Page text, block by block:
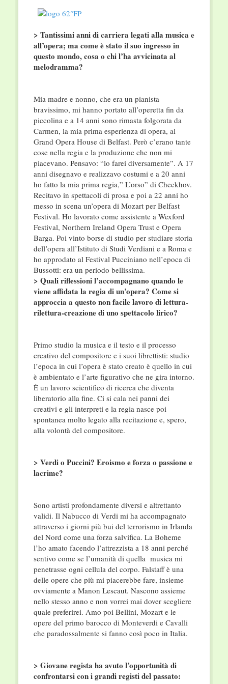
> Tantissimi anni di carriera legati alla musica e
all’opera; ma come è stato il suo ingresso in
questo mondo, cosa o chi l’ha avvicinata al
melodramma?
Mia madre e nonno, che era un pianista
bravissimo, mi hanno portato all’operetta fin da
piccolina e a 14 anni sono rimasta folgorata da
Carmen, la mia prima esperienza di opera, al
Grand Opera House di Belfast. Però c’erano tante
cose nella regia e la produzione che non mi
piacevano. Pensavo: “lo farei diversamente”. A 17
anni disegnavo e realizzavo costumi e a 20 anni
ho fatto la mia prima regia,” L’orso” di Checkhov.
Recitavo in spettacoli di prosa e poi a 22 anni ho
messo in scena un’opera di Mozart per Belfast
Festival. Ho lavorato come assistente a Wexford
Festival, Northern Ireland Opera Trust e Opera
Barga. Poi vinto borse di studio per studiare storia
dell’opera all’Istituto di Studi Verdiani e a Roma e
ho approdato al Festival Pucciniano nell’epoca di
Bussotti: era un periodo bellissima.
> Quali riflessioni l’accompagnano quando le
viene affidata la regia di un’opera? Come si
approccia a questo non facile lavoro di lettura-
rilettura-creazione di uno spettacolo lirico?
Primo studio la musica e il testo e il processo
creativo del compositore e i suoi librettisti: studio
l’epoca in cui l’opera è stato creato è quello in cui
è ambientato e l’arte figurativo che ne gira intorno.
È un lavoro scientifico di ricerca che diventa
liberatorio alla fine. Ci si cala nei panni dei
creativi e gli interpreti e la regia nasce poi
spontanea molto legato alla recitazione e, spero,
alla volontà del compositore.
> Verdi o Puccini? Eroismo e forza o passione e
lacrime?
Sono artisti profondamente diversi e altrettanto
validi. Il Nabucco di Verdi mi ha accompagnato
attraverso i giorni più bui del terrorismo in Irlanda
del Nord come una forza salvifica. La Boheme
l’ho amato facendo l’attrezzista a 18 anni perché
sentivo come se l’umanità di quella musica mi
penetrasse ogni cellula del corpo. Falstaff è una
delle opere che più mi piacerebbe fare, insieme
ovviamente a Manon Lescaut. Nascono assieme
nello stesso anno e non vorrei mai dover scegliere
quale preferirei. Amo poi Bellini, Mozart e le
opere del primo barocco di Monteverdi e Cavalli
che paradossalmente si fanno così poco in Italia.
> Giovane regista ha avuto l’opportunità di
confrontarsi con i grandi registi del passato: